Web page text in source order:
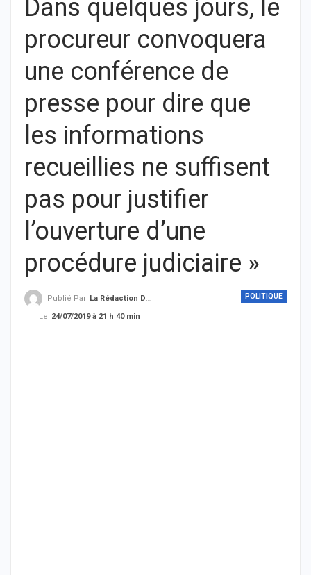
Dans quelques jours, le
procureur convoquera
une conférence de
presse pour dire que
les informations
recueillies ne suffisent
pas pour justifier
l’ouverture d’une
procédure judiciaire »
POLITIQUE
Publié Par La Rédaction De THIEYSENEGAL.com
Le 24/07/2019 à 21 h 40 min